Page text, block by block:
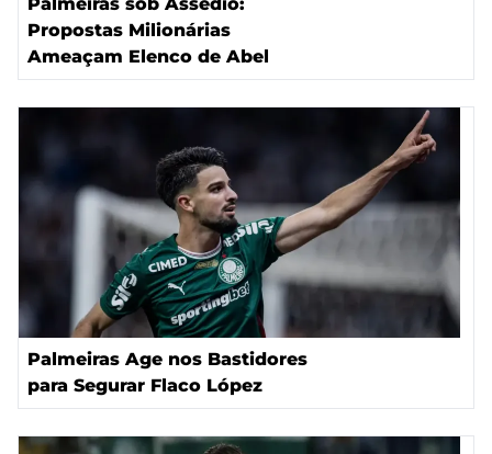
Propostas Milionárias
Ameaçam Elenco de Abel
Palmeiras Age nos Bastidores
para Segurar Flaco López